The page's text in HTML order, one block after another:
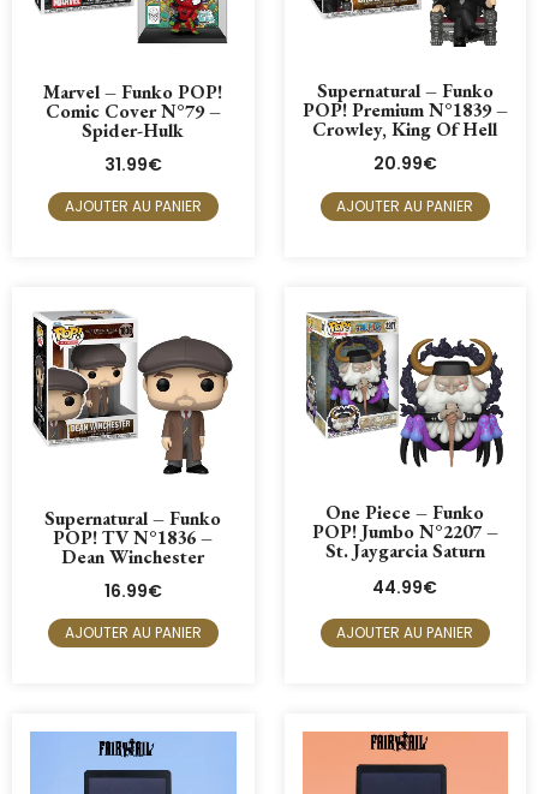
Marvel – Funko POP!
Comic Cover N°79 –
Spider-Hulk
31.99€
AJOUTER AU PANIER
Supernatural – Funko
POP! Premium N°1839 –
Crowley, King Of Hell
20.99€
AJOUTER AU PANIER
Supernatural – Funko
POP! TV N°1836 –
Dean Winchester
16.99€
AJOUTER AU PANIER
One Piece – Funko
POP! Jumbo N°2207 –
St. Jaygarcia Saturn
44.99€
AJOUTER AU PANIER